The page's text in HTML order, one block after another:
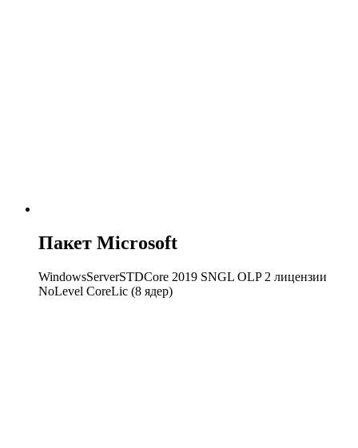
Пакет Microsoft
WindowsServerSTDCore 2019 SNGL OLP 2 лицензии
NoLevel CoreLic (8 ядер)